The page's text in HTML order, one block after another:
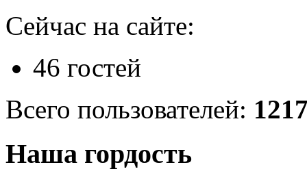
Сейчас на сайте:
46 гостей
Всего пользователей:
Наша гордость